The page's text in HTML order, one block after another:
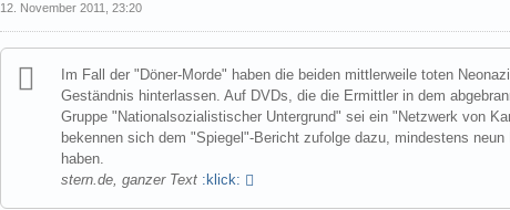
12. November 2011, 23:20
Im Fall der "Döner-Morde" haben die beiden mittlerweile toten
Geständnis hinterlassen. Auf DVDs, die die Ermittler in dem
Gruppe "Nationalsozialistischer Untergrund" sei ein "Netzwerk von
bekennen sich dem "Spiegel"-Bericht zufolge dazu, mindestens
haben.
stern.de, ganzer Text :klick: